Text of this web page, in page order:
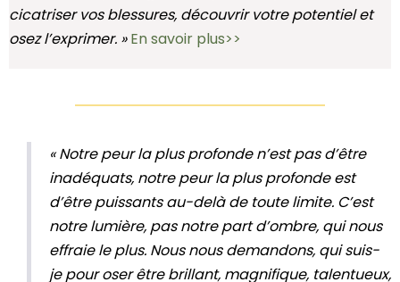
cicatriser vos blessures, découvrir votre potentiel et
osez l’exprimer. » En savoir plus>>
« Notre peur la plus profonde n’est pas d’être
inadéquats, notre peur la plus profonde est
d’être puissants au-delà de toute limite. C’est
notre lumière, pas notre part d’ombre, qui nous
effraie le plus. Nous nous demandons, qui suis-
je pour oser être brillant, magnifique, talentueux,